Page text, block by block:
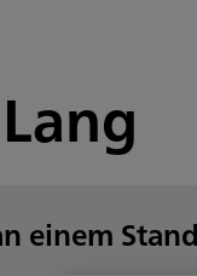
einem